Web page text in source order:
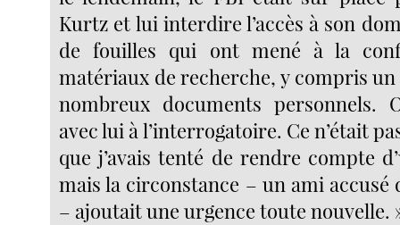
Kurtz et lui interdire l’accès à son
de fouilles qui ont mené à la
matériaux de recherche, y compris
nombreux documents personnels.
avec lui à l’interrogatoire. Ce n’était
que j’avais tenté de rendre compte
mais la circonstance – un ami
– ajoutait une urgence toute nouvelle.